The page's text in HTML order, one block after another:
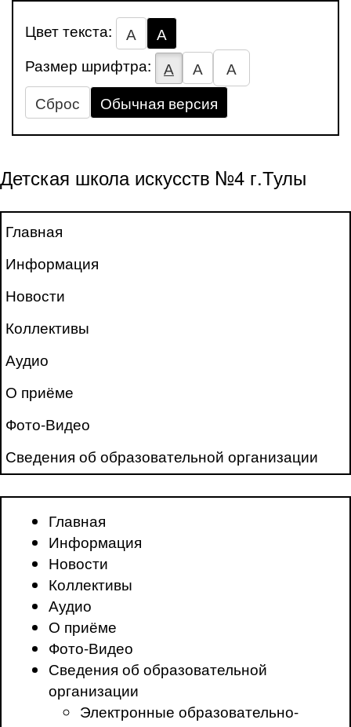
Цвет текста: А
А
Размер шрифтра:
А А
А
Сброс
Обычная версия
Детская школа искусств №4 г.Тулы
Главная
Информация
Новости
Коллективы
Аудио
О приёме
Фото-Видео
Сведения об образовательной организации
Главная
Информация
Новости
Коллективы
Аудио
О приёме
Фото-Видео
Сведения об образовательной
организации
Электронные образовательно-